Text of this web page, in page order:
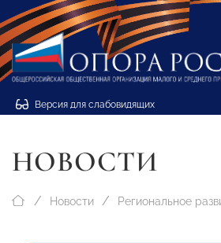
Версия для слабовидящих
НОВОСТИ
Новости Региональное